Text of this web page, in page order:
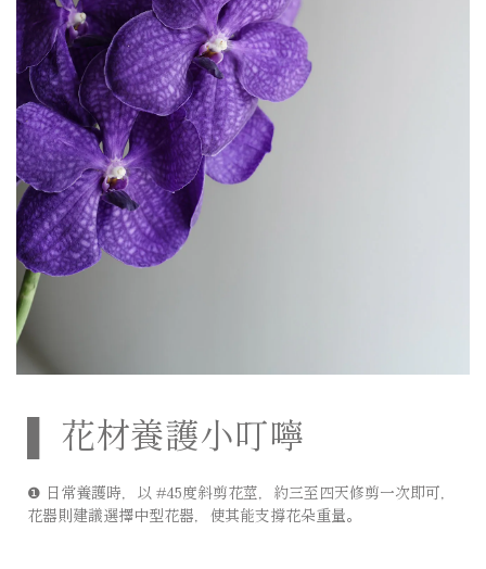
▌ 花材養護小叮嚀
❶ 日常養護時，以 #45度斜剪花莖，約三至四天修剪一次即可，
花器則建議選擇中型花器，使其能支撐花朵重量。